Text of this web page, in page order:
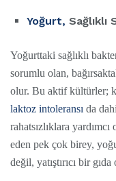
Yoğurt,
Yoğurttaki sağlıklı
sorumlu olan,
olur. Bu aktif kültürler;
laktoz intoleransı da
rahatsızlıklara
eden pek çok birey,
değil, yatıştırıcı bir